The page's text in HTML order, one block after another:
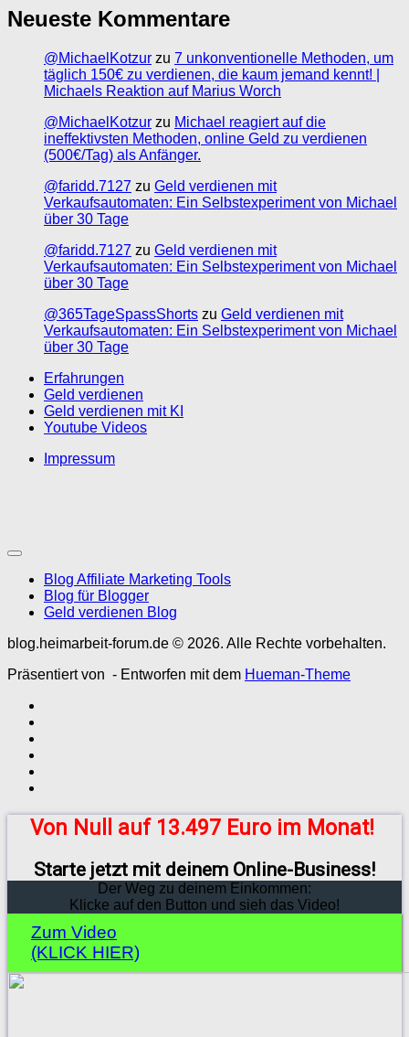
Neueste Kommentare
@MichaelKotzur zu 7 unkonventionelle Methoden, um
täglich 150€ zu verdienen, die kaum jemand kennt! |
Michaels Reaktion auf Marius Worch
@MichaelKotzur zu Michael reagiert auf die
ineffektivsten Methoden, online Geld zu verdienen
(500€/Tag) als Anfänger.
@faridd.7127 zu Geld verdienen mit
Verkaufsautomaten: Ein Selbstexperiment von Michael
über 30 Tage
@faridd.7127 zu Geld verdienen mit
Verkaufsautomaten: Ein Selbstexperiment von Michael
über 30 Tage
@365TageSpassShorts zu Geld verdienen mit
Verkaufsautomaten: Ein Selbstexperiment von Michael
über 30 Tage
Erfahrungen
Geld verdienen
Geld verdienen mit KI
Youtube Videos
Impressum
Blog Affiliate Marketing Tools
Blog für Blogger
Geld verdienen Blog
blog.heimarbeit-forum.de © 2026. Alle Rechte vorbehalten.
Präsentiert von - Entworfen mit dem Hueman-Theme
Von Null auf 13.497 Euro im Monat!
Starte jetzt mit deinem Online-Business!
Der Weg zu deinem Einkommen:
Klicke auf den Button und sieh das Video!
Zum Video
(KLICK HIER)